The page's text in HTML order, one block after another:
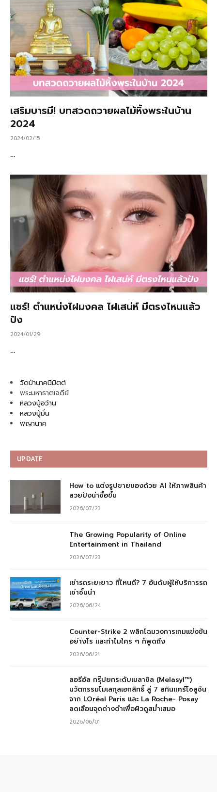
เสริมบารมี! บทสวดถวายผลไม้หิ้งพระในบ้าน
2024
2024/02/15
…
แชร์! ตำแหน่งไฝมงคล ไฝเสน่ห์ มีตรงไหนแล้ว
ปัง
2024/01/29
…
วัดป่านาคนิมิตต์
พระมหาธาตเจดีย์
หลวงปู่อว้าน
หลวงปู่มั่น
พญานาค
UPDATE
How to แต่งรูปขายของด้วย AI ให้ภาพสินค้า
สวยปังน่าซื้อขึ้น
2026/07/23
The Growing Popularity of Online
Entertainment in Thailand
2026/07/23
เช่ารถระยะยาว ที่ไหนดี? 7 อันดับผู้ให้บริการรถ
เช่าชั้นนำ
2026/06/24
Counter-Strike 2 พลิกโฉมวงการเกมแข่งขัน
อย่างไร และทำไมใคร ๆ ก็พูดถึง
2026/06/21
ลอรีอัล กรุ๊ปยกระดับเมลาซิล (Melasyl™)
นวัตกรรมโมเลกุลเอกสิทธิ์ สู่ 7 สกินแคร์โซลูชัน
จาก LOréal Paris และ La Roche- Posay
ลดเลือนจุดด่างดำเพื่อผิวดูสม่ำเสมอ
2026/06/01